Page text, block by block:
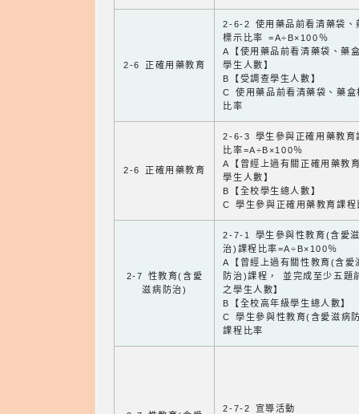
2-6 正確用藥教育
2-6-2 使用藥品前看清藥袋、
標示比率 =A÷B×100％
A【使用藥品前看清藥袋、藥
學生人數】
B【受調查學生人數】
C 使用藥品前看清藥袋、藥盒
比率
2-6 正確用藥教育
2-6-3 學生參與正確用藥教育
比率=A÷B×100％
A【曾經上過有關正確用藥教
學生人數】
B【全校學生總人數】
C 學生參與正確用藥教育課程
2-7 性教育(含愛
滋病防治)
2-7-1 學生參與性教育(含愛
治)課程比率=A÷B×100％
A【曾經上過有關性教育(含愛
防治)課程， 並完成至少五題
之學生人數】
B【全校高年級學生總人數】
C 學生參與性教育(含愛滋病
課程比率
2-7-2 宣導活動